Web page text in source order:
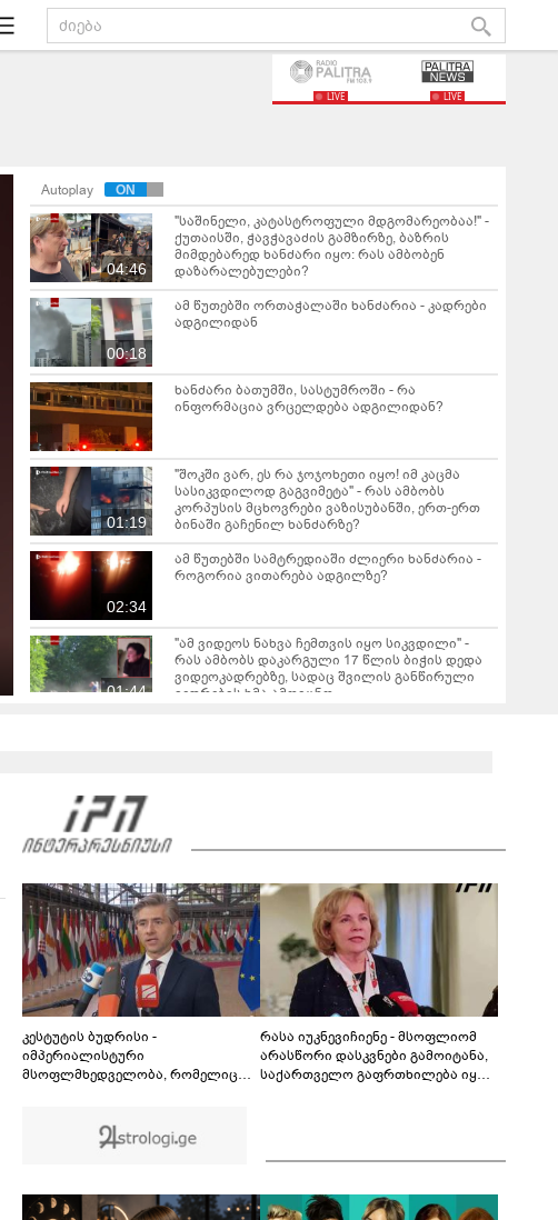
LIVE LIVE
Autoplay
04:46
"საშინელი, კატასტროფული მდგომარეობაა!" -
ქუთაისში, ჭავჭავაძის გამზირზე, ბაზრის
მიმდებარედ ხანძარი იყო: რას ამბობენ
დაზარალებულები?
00:18
ამ წუთებში ორთაჭალაში ხანძარია - კადრები
ადგილიდან
ხანძარი ბათუმში, სასტუმროში - რა
ინფორმაცია ვრცელდება ადგილიდან?
01:19
"შოკში ვარ, ეს რა ჯოჯოხეთი იყო! იმ კაცმა
სასიკვდილოდ გაგვიმეტა" - რას ამბობს
კორპუსის მცხოვრები ვაზისუბანში, ერთ-ერთ
ბინაში გაჩენილ ხანძარზე?
02:34
ამ წუთებში სამტრედიაში ძლიერი ხანძარია -
როგორია ვითარება ადგილზე?
01:44
"ამ ვიდეოს ნახვა ჩემთვის იყო სიკვდილი" -
რას ამბობს დაკარგული 17 წლის ბიჭის დედა
ვიდეოკადრებზე, სადაც შვილის განწირული
ვედრების ხმა ამოიცნო
- რა დეტალები ხდება ცნობილი?
01:22
გიგა ავალიანის საქმეზე დაკავებული
არასრულწლოვნის, ნია იმნაძის ადვოკატი,
საავადმყოფოში გადაღებულ კადრებს
ავრცელებს
02:10
ამ წუთეში ბათუმში, ე.წ. ხოფის ბაზრობაზე
ხანძარია
კესტუტის ბუდრისი -
იმპერიალისტური
მსოფლმხედველობა, რომელიც
სასტიკი ომის მამოძრავებელი
ძალაა - რუსეთზე მყარი
რასა იუკნევიჩიენე - მსოფლიომ
არასწორი დასკვნები გამოიტანა,
საქართველო გაფრთხილება იყო -